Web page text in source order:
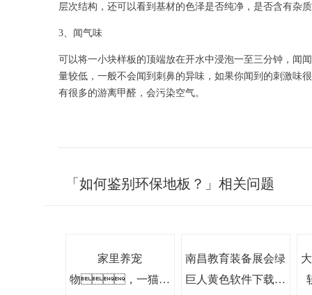
层次结构，还可以看到基材的色泽是否纯净，是否含有杂质
3、闻气味
可以将一小块样板的顶端放在开水中浸泡一至三分钟，闻
量较低，一般不会闻到刺鼻的异味，如果你闻到的刺激味
有很多的游离甲醛，会污染空气。
「如何鉴别环保地板？」相关问题
家里养宠
物，一猫一
南昌教育装备展会绿
巨人黄色软件下载都